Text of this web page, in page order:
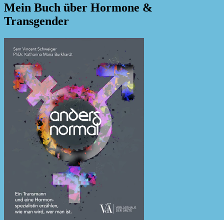
Mein Buch über Hormone &
Transgender